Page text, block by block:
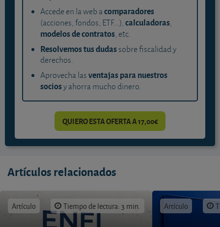
Accede en la web acomparadores
(acciones, fondos, ETF...),calculadoras,
modelos de contratos, etc.
Resolvemos tus dudassobre fiscalidad y
derechos.
Aprovecha lasventajas para nuestros
sociosy ahorra mucho dinero.
QUIERO ESTA OFERTA A 17,00€
Artículos relacionados
Artículo Tiempo de lectura: 3 min. Artículo